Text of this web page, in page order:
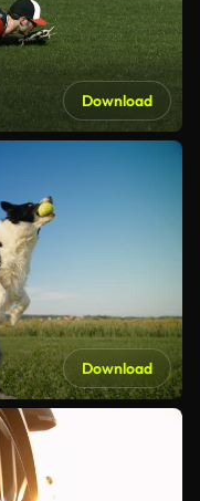
Download
Download